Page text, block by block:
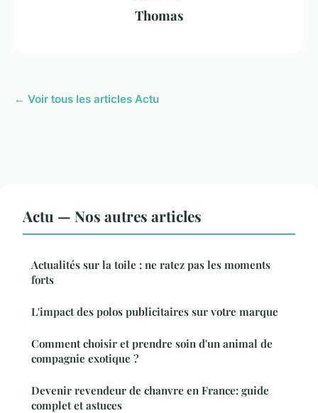
Thomas
← Voir tous les articles Actu
Actu — Nos autres articles
Actualités sur la toile : ne ratez pas les moments
forts
L'impact des polos publicitaires sur votre marque
Comment choisir et prendre soin d'un animal de
compagnie exotique ?
Devenir revendeur de chanvre en France: guide
complet et astuces